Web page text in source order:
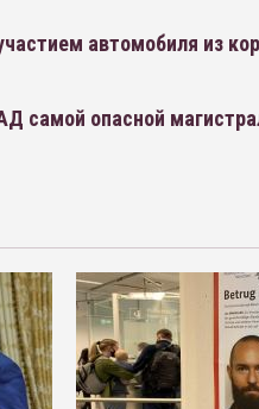
автомобиля из
самой опасной